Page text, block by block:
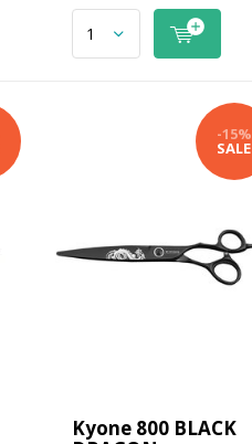
Kyone 800 BLACK
-15%
SALE